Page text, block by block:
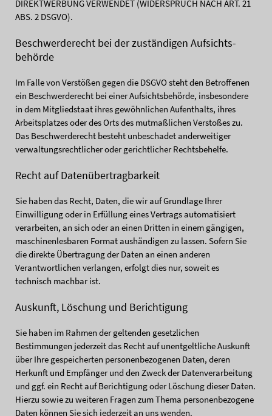
DIREKTWERBUNG VERWENDET (WIDERSPRUCH NACH ART. 21
ABS. 2 DSGVO).
Beschwerde­recht bei der zuständigen Aufsichts­
behörde
Im Falle von Verstößen gegen die DSGVO steht den Betroffenen
ein Beschwerderecht bei einer Aufsichtsbehörde, insbesondere
in dem Mitgliedstaat ihres gewöhnlichen Aufenthalts, ihres
Arbeitsplatzes oder des Orts des mutmaßlichen Verstoßes zu.
Das Beschwerderecht besteht unbeschadet anderweitiger
verwaltungsrechtlicher oder gerichtlicher Rechtsbehelfe.
Recht auf Daten­übertrag­barkeit
Sie haben das Recht, Daten, die wir auf Grundlage Ihrer
Einwilligung oder in Erfüllung eines Vertrags automatisiert
verarbeiten, an sich oder an einen Dritten in einem gängigen,
maschinenlesbaren Format aushändigen zu lassen. Sofern Sie
die direkte Übertragung der Daten an einen anderen
Verantwortlichen verlangen, erfolgt dies nur, soweit es
technisch machbar ist.
Auskunft, Löschung und Berichtigung
Sie haben im Rahmen der geltenden gesetzlichen
Bestimmungen jederzeit das Recht auf unentgeltliche Auskunft
über Ihre gespeicherten personenbezogenen Daten, deren
Herkunft und Empfänger und den Zweck der Datenverarbeitung
und ggf. ein Recht auf Berichtigung oder Löschung dieser Daten.
Hierzu sowie zu weiteren Fragen zum Thema personenbezogene
Daten können Sie sich jederzeit an uns wenden.